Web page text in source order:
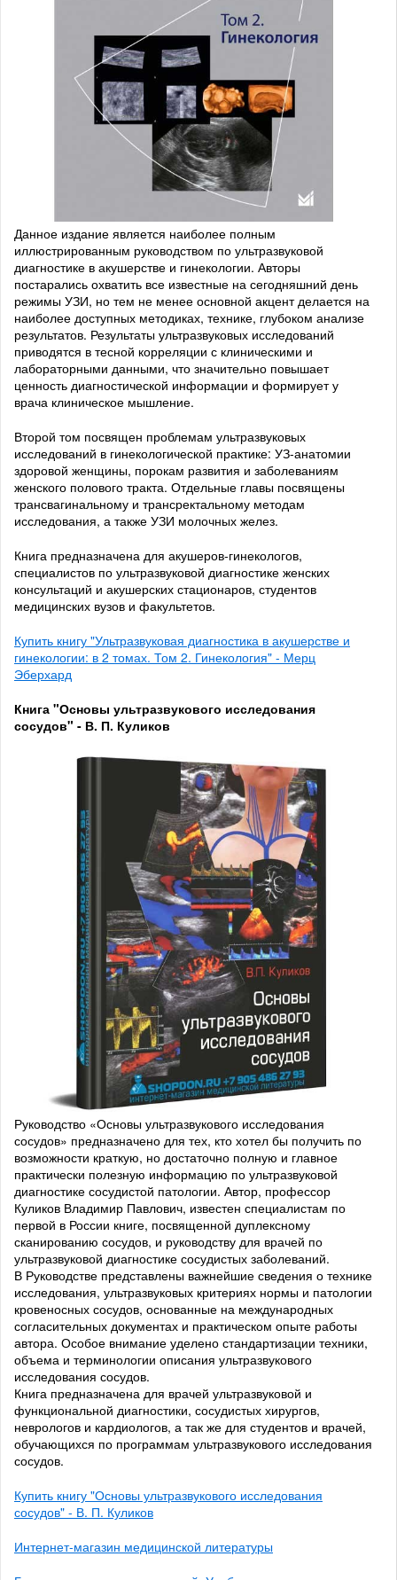
Данное издание является наиболее полным
иллюстрированным руководством по ультразвуковой
диагностике в акушерстве и гинекологии. Авторы
постарались охватить все известные на сегодняшний день
режимы УЗИ, но тем не менее основной акцент делается на
наиболее доступных методиках, технике, глубоком анализе
результатов. Результаты ультразвуковых исследований
приводятся в тесной корреляции с клиническими и
лабораторными данными, что значительно повышает
ценность диагностической информации и формирует у
врача клиническое мышление.
Второй том посвящен проблемам ультразвуковых
исследований в гинекологической практике: УЗ-анатомии
здоровой женщины, порокам развития и заболеваниям
женского полового тракта. Отдельные главы посвящены
трансвагинальному и трансректальному методам
исследования, а также УЗИ молочных желез.
Книга предназначена для акушеров-гинекологов,
специалистов по ультразвуковой диагностике женских
консультаций и акушерских стационаров, студентов
медицинских вузов и факультетов.
Купить книгу "Ультразвуковая диагностика в акушерстве и
гинекологии: в 2 томах. Том 2. Гинекология" - Мерц
Эберхард
Книга "Основы ультразвукового исследования
сосудов" - В. П. Куликов
Руководство «Основы ультразвукового исследования
сосудов» предназначено для тех, кто хотел бы получить по
возможности краткую, но достаточно полную и главное
практически полезную информацию по ультразвуковой
диагностике сосудистой патологии. Автор, профессор
Куликов Владимир Павлович, известен специалистам по
первой в России книге, посвященной дуплексному
сканированию сосудов, и руководству для врачей по
ультразвуковой диагностике сосудистых заболеваний.
В Руководстве представлены важнейшие сведения о технике
исследования, ультразвуковых критериях нормы и патологии
кровеносных сосудов, основанные на международных
согласительных документах и практическом опыте работы
автора. Особое внимание уделено стандартизации техники,
объема и терминологии описания ультразвукового
исследования сосудов.
Книга предназначена для врачей ультразвуковой и
функциональной диагностики, сосудистых хирургов,
неврологов и кардиологов, а так же для студентов и врачей,
обучающихся по программам ультразвукового исследования
сосудов.
Купить книгу "Основы ультразвукового исследования
сосудов" - В. П. Куликов
Интернет-магазин медицинской литературы